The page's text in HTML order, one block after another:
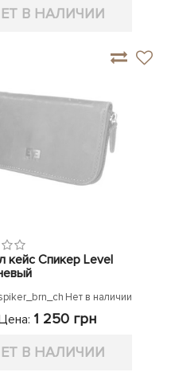
В НАЛИЧИИ
кейс Спикер Level
Нет в наличии
1 250 грн
В НАЛИЧИИ